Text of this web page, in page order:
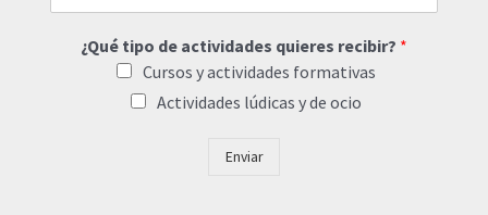
¿Qué tipo de actividades quieres recibir? *
Cursos y actividades formativas
Actividades lúdicas y de ocio
Enviar